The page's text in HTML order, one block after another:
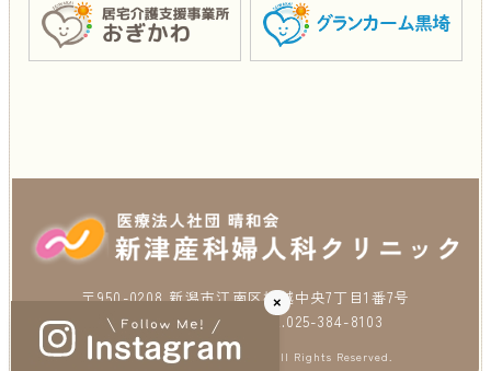
〒950-0208 新潟市江南区横越中央7丁目1番7号
TEL.025-384-4103 FAX.025-384-8103
Copyright (C) 2023 Seiwakai. All Rights Reserved.
×